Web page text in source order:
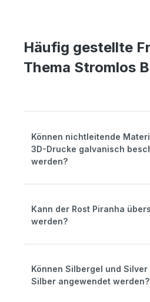
Häufig gestellte
Thema Stromlos
Können nichtleitende
3D-Drucke galvanisch
werden?
Kann der Rost Piranha
werden?
Können Silbergel und
Silber angewendet werden?